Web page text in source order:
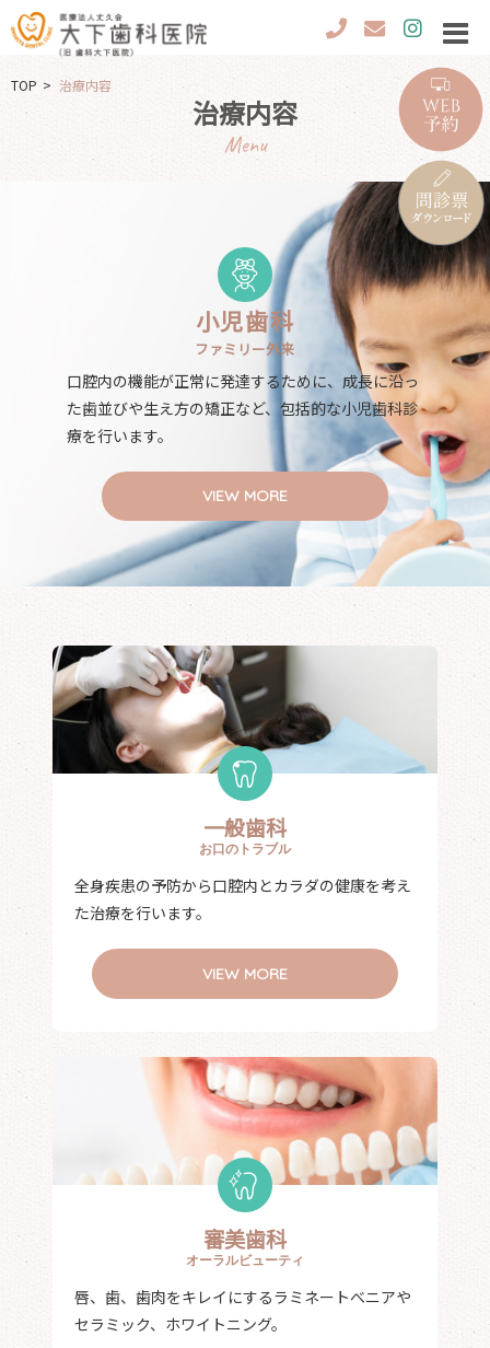
TOP 治療内容
治療内容
Menu
小児歯科
ファミリー外来
口腔内の機能が正常に発達するために、成長に沿っ
た歯並びや生え方の矯正など、包括的な小児歯科診
療を行います。
VIEW MORE
一般歯科
お口のトラブル
全身疾患の予防から口腔内とカラダの健康を考え
た治療を行います。
VIEW MORE
審美歯科
オーラルビューティ
唇、歯、歯肉をキレイにするラミネートべニアや
セラミック、ホワイトニング。